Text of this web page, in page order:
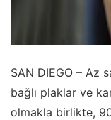
SAN DIEGO – Az
bağlı plaklar ve
olmakla birlikte,